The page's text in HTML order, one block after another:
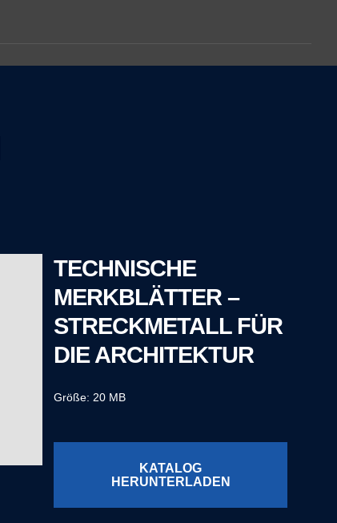
TECHNISCHE
MERKBLÄTTER –
STRECKMETALL FÜR
DIE ARCHITEKTUR
Größe: 20 MB
KATALOG
HERUNTERLADEN